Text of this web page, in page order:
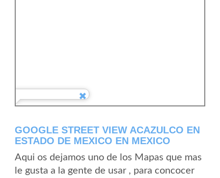
GOOGLE STREET VIEW ACAZULCO EN
ESTADO DE MEXICO EN MEXICO
Aqui os dejamos uno de los Mapas que mas
le gusta a la gente de usar , para concocer